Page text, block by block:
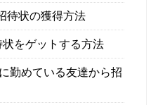
待状の獲得方法
をゲットする方法
勤めている友達から招